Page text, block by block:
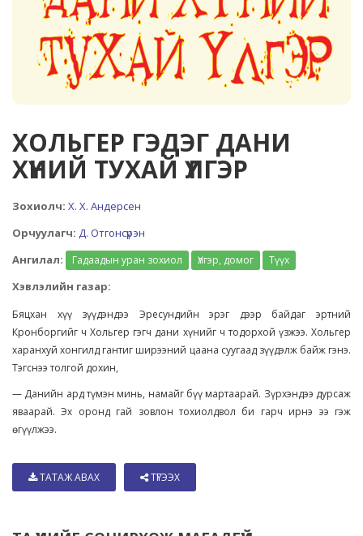
ХОЛЬГЕР ГЭДЭГ ДАНИ
ХҮНИЙ ТУХАЙ ҮЛГЭР
Зохиолч: Х. Х. Андерсен
Орчуулагч: Д. Отгонсүрэн
Ангилал:
Гадаадын уран зохиол Үлгэр, домог Түүх
Хэвлэлийн газар:
Бяцхан хүү зүүдэндээ Эресундийн эрэг дээр байдаг эртний
Кронборгийг ч Хольгер гэгч дани хүнийг ч тодорхой үзжээ. Хольгер
харанхуй хонгилд гантиг ширээний цаана суугаад зүүдэлж байж гэнэ.
Тэгснээ толгой дохин,
— Данийн ард түмэн минь, намайг бүү мартаарай. Зүрхэндээ дурсаж
яваарай. Эх оронд гай зовлон тохиолдвол би гарч ирнэ ээ гэж
өгүүлжээ.
ТАТАЖ АВАХ ТҮГЭЭХ